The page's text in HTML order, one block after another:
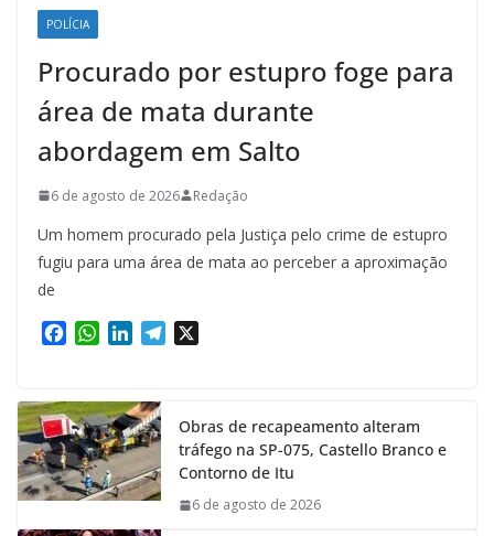
POLÍCIA
Procurado por estupro foge para
área de mata durante
abordagem em Salto
6 de agosto de 2026 Redação
Um homem procurado pela Justiça pelo crime de estupro
fugiu para uma área de mata ao perceber a aproximação
de
e
b
o
o
k
W
t
s
A
p
p
k
e
d
I
n
m
Obras de recapeamento alteram
tráfego na SP-075, Castello Branco e
Contorno de Itu
6 de agosto de 2026